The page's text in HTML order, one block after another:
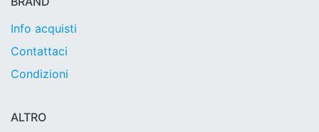
Info acquisti
Contattaci
Condizioni
ALTRO